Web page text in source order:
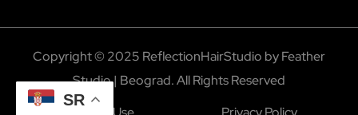
Copyright © 2025 ReflectionHairStudio byFeather
Studio | Beograd. All Rights Reserved
SR